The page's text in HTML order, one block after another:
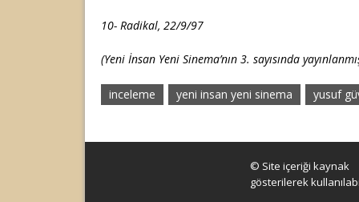
10- Radikal, 22/9/97
(Yeni İnsan Yeni Sinema’nın 3. sayısında
inceleme yeni insan yeni sinema yusuf
© Site içeriği kaynak
gösterilerek